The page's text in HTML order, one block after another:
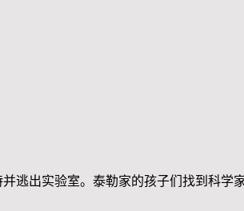
逃出实验室。泰勒家的孩子们找到科学